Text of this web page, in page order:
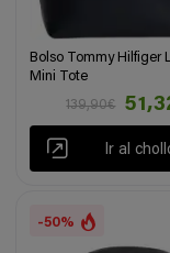
Bolso Tommy Hilfiger
Mini Tote
139,90€
Ir al
-50%